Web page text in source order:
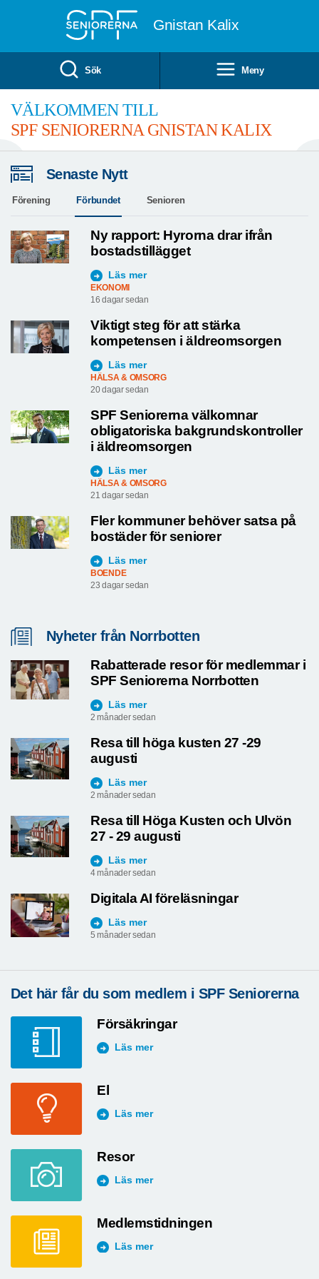
Gnistan Kalix
Sök Meny
VÄLKOMMEN TILL
SPF SENIORERNA GNISTAN KALIX
Senaste Nytt
Förening Förbundet Senioren
Ny rapport: Hyrorna drar ifrån
bostadstillägget
Läs mer
EKONOMI
16 dagar sedan
Viktigt steg för att stärka
kompetensen i äldreomsorgen
Läs mer
HÄLSA & OMSORG
20 dagar sedan
SPF Seniorerna välkomnar
obligatoriska bakgrundskontroller
i äldreomsorgen
Läs mer
HÄLSA & OMSORG
21 dagar sedan
Fler kommuner behöver satsa på
bostäder för seniorer
Läs mer
BOENDE
23 dagar sedan
Nyheter från Norrbotten
Rabatterade resor för medlemmar i
SPF Seniorerna Norrbotten
Läs mer
2 månader sedan
Resa till höga kusten 27 -29
augusti
Läs mer
2 månader sedan
Resa till Höga Kusten och Ulvön
27 - 29 augusti
Läs mer
4 månader sedan
Digitala AI föreläsningar
Läs mer
5 månader sedan
Det här får du som medlem i SPF Seniorerna
Försäkringar
Läs mer
El
Läs mer
Resor
Läs mer
Medlemstidningen
Läs mer